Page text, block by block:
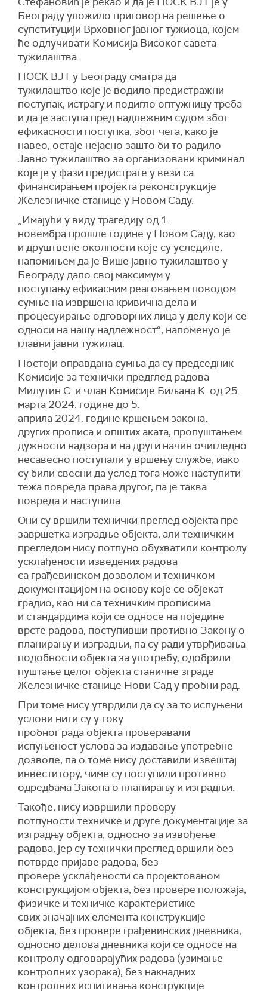
Београду уложило приговор на решење о
супституцији Врховног јавног тужиоца, којем
ће одлучивати Комисија Високог савета
тужилаштва.
ПОСК ВЈТ у Београду сматра да
тужилаштво које је водило предистражни
поступак, истрагу и подигло оптужницу треба
и да је заступа пред надлежним судом због
ефикасности поступка, због чега, како је
навео, остаје нејасно зашто би то радило
Јавно тужилаштво за организовани криминал
које је у фази предистраге у вези са
финансирањем пројекта реконструкције
Железничке станице у Новом Саду.
„Имајући у виду трагедију од 1.
новембра прошле године у Новом Саду, као
и друштвене околности које су уследиле,
напомињем да је Више јавно тужилаштво у
Београду дало свој максимум у
поступању ефикасним реаговањем поводом
сумње на извршена кривична дела и
процесуирање одговорних лица у делу који се
односи на нашу надлежност“, напоменуо је
главни јавни тужилац.
Постоји оправдана сумња да су председник
Комисије за технички предглед радова
Милутин С. и члан Комисије Биљана К. од 25.
марта 2024. године до 5.
априла 2024. године кршењем закона,
других прописа и општих аката, пропуштањем
дужности надзора и на други начин очигледно
несавесно поступали у вршењу службе, иако
су били свесни да услед тога може наступити
тежа повреда права другог, па је таква
повреда и наступила.
Они су вршили технички преглед објекта пре
завршетка изградње објекта, али техничким
прегледом нису потпуно обухватили контролу
усклађености изведених радова
са грађевинском дозволом и техничком
документацијом на основу које се објекат
градио, као ни са техничким прописима
и стандардима који се односе на поједине
врсте радова, поступивши противно Закону о
планирању и изградњи, па су ради утврђивања
подобности објекта за употребу, одобрили
пуштање целог објекта станичне зграде
Железничке станице Нови Сад у пробни рад.
При томе нису утврдили да су за то испуњени
услови нити су у току
пробног рада објекта проверавали
испуњеност услова за издавање употребне
дозволе, па о томе нису доставили извештај
инвеститору, чиме су поступили противно
одредбама Закона о планирању и изградњи.
Такође, нису извршили проверу
потпуности техничке и друге документације за
изградњу објекта, односно за извођење
радова, јер су технички преглед вршили без
потврде пријаве радова, без
провере усклађености са пројектованом
конструкцијом објекта, без провере положаја,
физичке и техничке карактеристике
свих значајних елемента конструкције
објекта, без провере грађевинских дневника,
односно делова дневника који се односе на
контролу одговарајућих радова (узимање
контролних узорака), без накнадних
контролних испитивања конструкције